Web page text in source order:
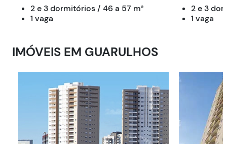
2 e 3 dormitórios / 46 a 57 m²
1 vaga
2 e 3
1 vaga
IMÓVEIS EM GUARULHOS